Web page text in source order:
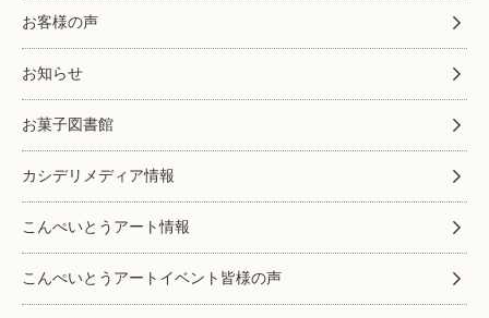
お客様の声
お知らせ
お菓子図書館
カシデリメディア情報
こんぺいとうアート情報
こんぺいとうアートイベント皆様の声